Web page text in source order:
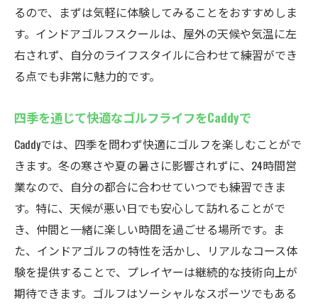
るので、まずは気軽に体験してみることをおすすめしま
す。インドアゴルフスクールは、屋外の天候や気温に左
右されず、自分のライフスタイルに合わせて練習ができ
る点でも非常に魅力的です。
四季を通じて快適なゴルフライフをCaddyで
Caddyでは、四季を問わず快適にゴルフを楽しむことがで
きます。冬の寒さや夏の暑さに影響されずに、24時間営
業なので、自分の都合に合わせていつでも練習できま
す。特に、天候が悪い日でも安心して訪れることがで
き、仲間と一緒に楽しい時間を過ごせる場所です。ま
た、インドアゴルフの特性を活かし、リアルなコース体
験を提供することで、プレイヤーは継続的な技術向上が
期待できます。ゴルフはソーシャルなスポーツでもある